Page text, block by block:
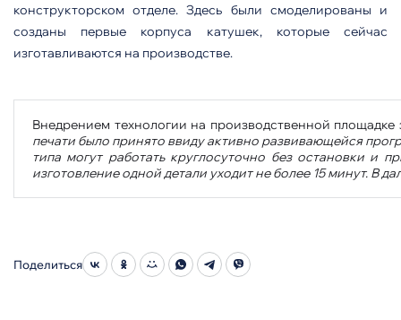
конструкторском отделе. Здесь были смоделированы и
созданы первые корпуса катушек, которые сейчас
изготавливаются на производстве.
Внедрением технологии на производственной
печати было принято ввиду активно развивающейся
типа могут работать круглосуточно без остановки и
изготовление одной детали уходит не более 15 минут. В
Поделиться